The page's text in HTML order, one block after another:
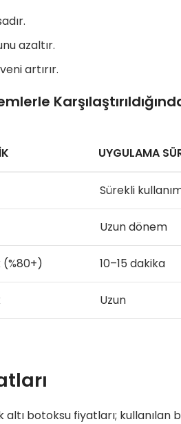
azaltır.
artırır.
UYGULAMA
Sürekli
Uzun dönem
(%80+) 10–15 dakika
Uzun
botoksu fiyatları; kullanılan